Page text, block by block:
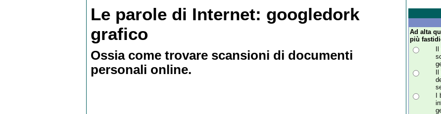
Le parole di Internet: googledork
grafico
Ossia come trovare scansioni di documenti
personali online.
Ad alta
più